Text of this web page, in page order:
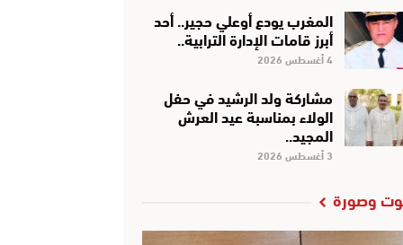
المغرب يودع أوعلي حجير.. أحد
أبرز قامات الإدارة الترابية..
4 أغسطس 2026
مشاركة ولد الرشيد في حفل
الولاء بمناسبة عيد العرش
المجيد..
3 أغسطس 2026
وصورة